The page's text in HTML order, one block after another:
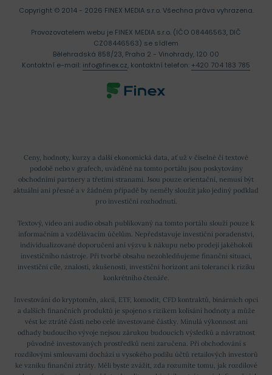
Ceny, hodnoty, kurzy a další ekonomická data, ať už v číselné či textové
podobě nebo v grafech, uváděné na tomto portálu jsou poskytovány
obchodními partnery a třetími stranami. Jsou pouze orientační, nemusí být
aktuální ani přesné a v žádném případě by neměly sloužit jako jediný podklad
pro investiční rozhodnutí.
Textový, video ani audio obsah publikovaný na tomto portálu slouží pouze k
informačním a vzdělávacím účelům. Nepředstavuje investiční poradenství,
individualizované doporučení ani výzvu k nákupu nebo prodeji jakéhokoli
investičního nástroje. Při tvorbě obsahu nezohledňujeme finanční situaci,
investiční cíle, znalosti, zkušenosti, investiční horizont ani toleranci k riziku
konkrétního čtenáře.
Investování do kryptoměn, akcií, ETF, komodit, CFD kontraktů, binárních opcí
a dalších finančních produktů je spojeno s rizikem kolísání hodnoty a může
vést ke ztrátě části nebo celé investované částky. Minulá výkonnost ani
odhady budoucího vývoje nejsou zárukou budoucích výsledků a návratnost
původně investovaných prostředků není zaručena. Při obchodování s
rozdílovými smlouvami dochází u vysokého podílu účtů retailových investorů
ke vzniku finanční ztráty. Měli byste zvážit, zda rozumíte tomu, jak rozdílové
Copyright © 2014 - 2026 FINEX MEDIA s.r.o.Všechna práva vyhrazena.
Provozovatelem webu je FINEX MEDIA s.r.o. (IČO 08446563, DIČ
CZ08446563) se sídlem
Bělehradská 858/23, Praha 2 - Vinohrady, 120 00
Kontaktní e-mail: info@finex.cz, kontaktní telefon: +420 704 183 785